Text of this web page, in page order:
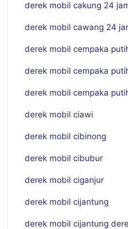
derek mobil cakung 24
derek mobil cawang 24
derek mobil cempaka
derek mobil cempaka
derek mobil cempaka
derek mobil ciawi
derek mobil cibinong
derek mobil cibubur
derek mobil ciganjur
derek mobil cijantung
derek mobil cijantung